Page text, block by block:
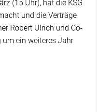
(15 Uhr), hat die KSG
und die Verträge
Robert Ulrich und Co-
um ein weiteres Jahr